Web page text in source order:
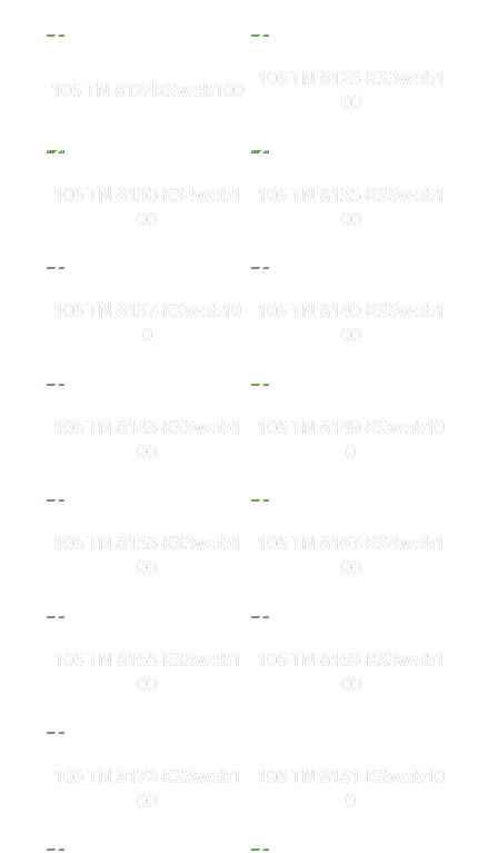
106 TN 8124KSweb100
106 TN 8125-KS3web1
00
106 TN 8130-KS4web1
00
106 TN 8135-KS5web1
00
106 TN 8137-KSweb10
0
106 TN 8140-KS5web1
00
106 TN 8143-KS5web1
00
106 TN 8149-KSweb10
0
106 TN 8153-KS3web1
00
106 TN 8167-KS4web1
00
106 TN 8168-KS3web1
00
106 TN 8169-KS3web1
00
106 TN 8172-KS3web1
00
106 TN 8181-KSweb10
0